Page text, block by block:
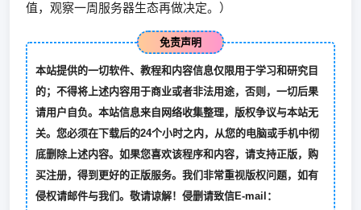
值，观察一周服务器生态再做决定。）
免责声明
本站提供的一切软件、教程和内容信息仅限用于学习和研究目
的；不得将上述内容用于商业或者非法用途，否则，一切后果
请用户自负。本站信息来自网络收集整理，版权争议与本站无
关。您必须在下载后的24个小时之内，从您的电脑或手机中彻
底删除上述内容。如果您喜欢该程序和内容，请支持正版，购
买注册，得到更好的正版服务。我们非常重视版权问题，如有
侵权请邮件与我们。敬请谅解！侵删请致信E-mail：